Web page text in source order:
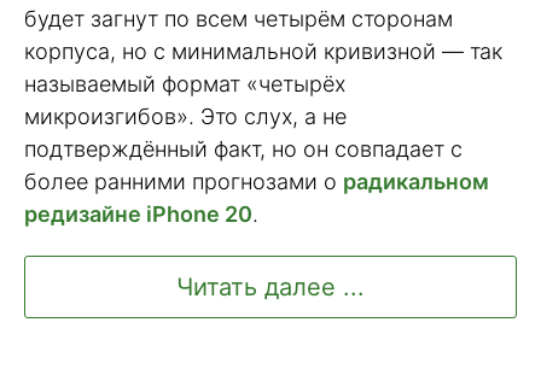
будет загнут по всем четырём сторонам
корпуса, но с минимальной кривизной — так
называемый формат «четырёх
микроизгибов». Это слух, а не
подтверждённый факт, но он совпадает с
более ранними прогнозами о радикальном
редизайне iPhone 20.
Читать далее ...